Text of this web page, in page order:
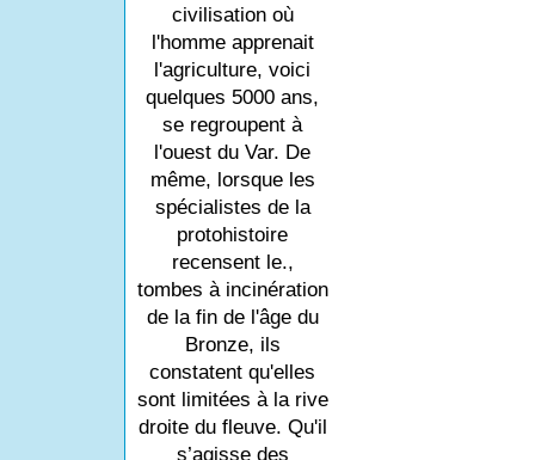
civilisation où
l'homme apprenait
l'agriculture, voici
quelques 5000 ans,
se regroupent à
l'ouest du Var. De
même, lorsque les
spécialistes de la
protohistoire
recensent le.,
tombes à incinération
de la fin de l'âge du
Bronze, ils
constatent qu'elles
sont limitées à la rive
droite du fleuve. Qu'il
s’agisse des